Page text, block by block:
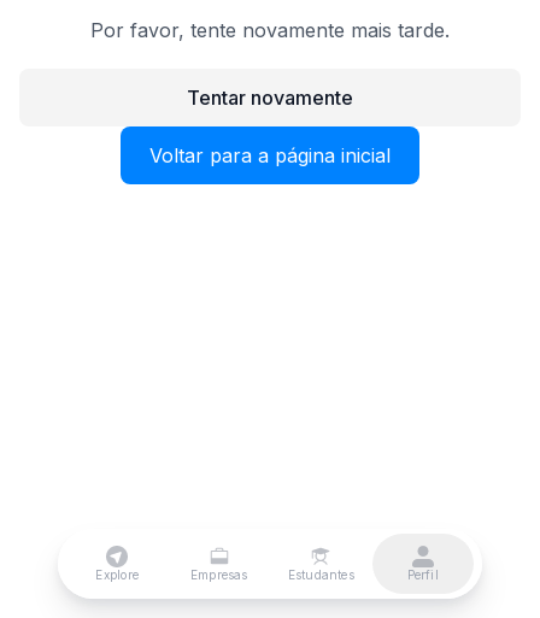
Explore Empresas Estudantes Perfil
Por favor, tente novamente mais tarde.
Tentar novamente
Voltar para a página inicial